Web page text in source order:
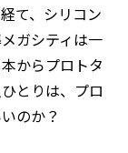
て、シリコン
ガシティは一
からプロトタ
とりは、プロ
のか？